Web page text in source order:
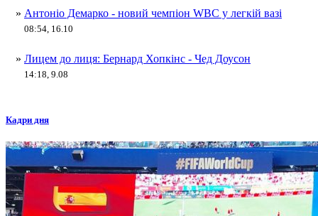
» Антоніо Демарко - новий чемпіон WBC у легкій вазі
08:54, 16.10
» Лицем до лиця: Бернард Хопкінс - Чед Доусон
14:18, 9.08
Кадри дня